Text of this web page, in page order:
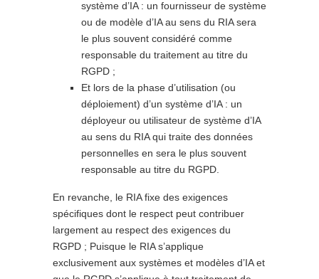
système d’IA : un fournisseur de système
ou de modèle d’IA au sens du RIA sera
le plus souvent considéré comme
responsable du traitement au titre du
RGPD ;
Et lors de la phase d’utilisation (ou
déploiement) d’un système d’IA : un
déployeur ou utilisateur de système d’IA
au sens du RIA qui traite des données
personnelles en sera le plus souvent
responsable au titre du RGPD.
En revanche, le RIA fixe des exigences
spécifiques dont le respect peut contribuer
largement au respect des exigences du
RGPD ; Puisque le RIA s’applique
exclusivement aux systèmes et modèles d’IA et